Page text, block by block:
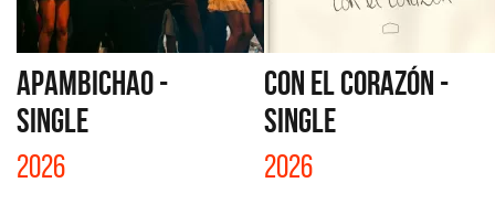
APAMBICHAO -
SINGLE
2026
CON EL CORAZÓN -
SINGLE
2026